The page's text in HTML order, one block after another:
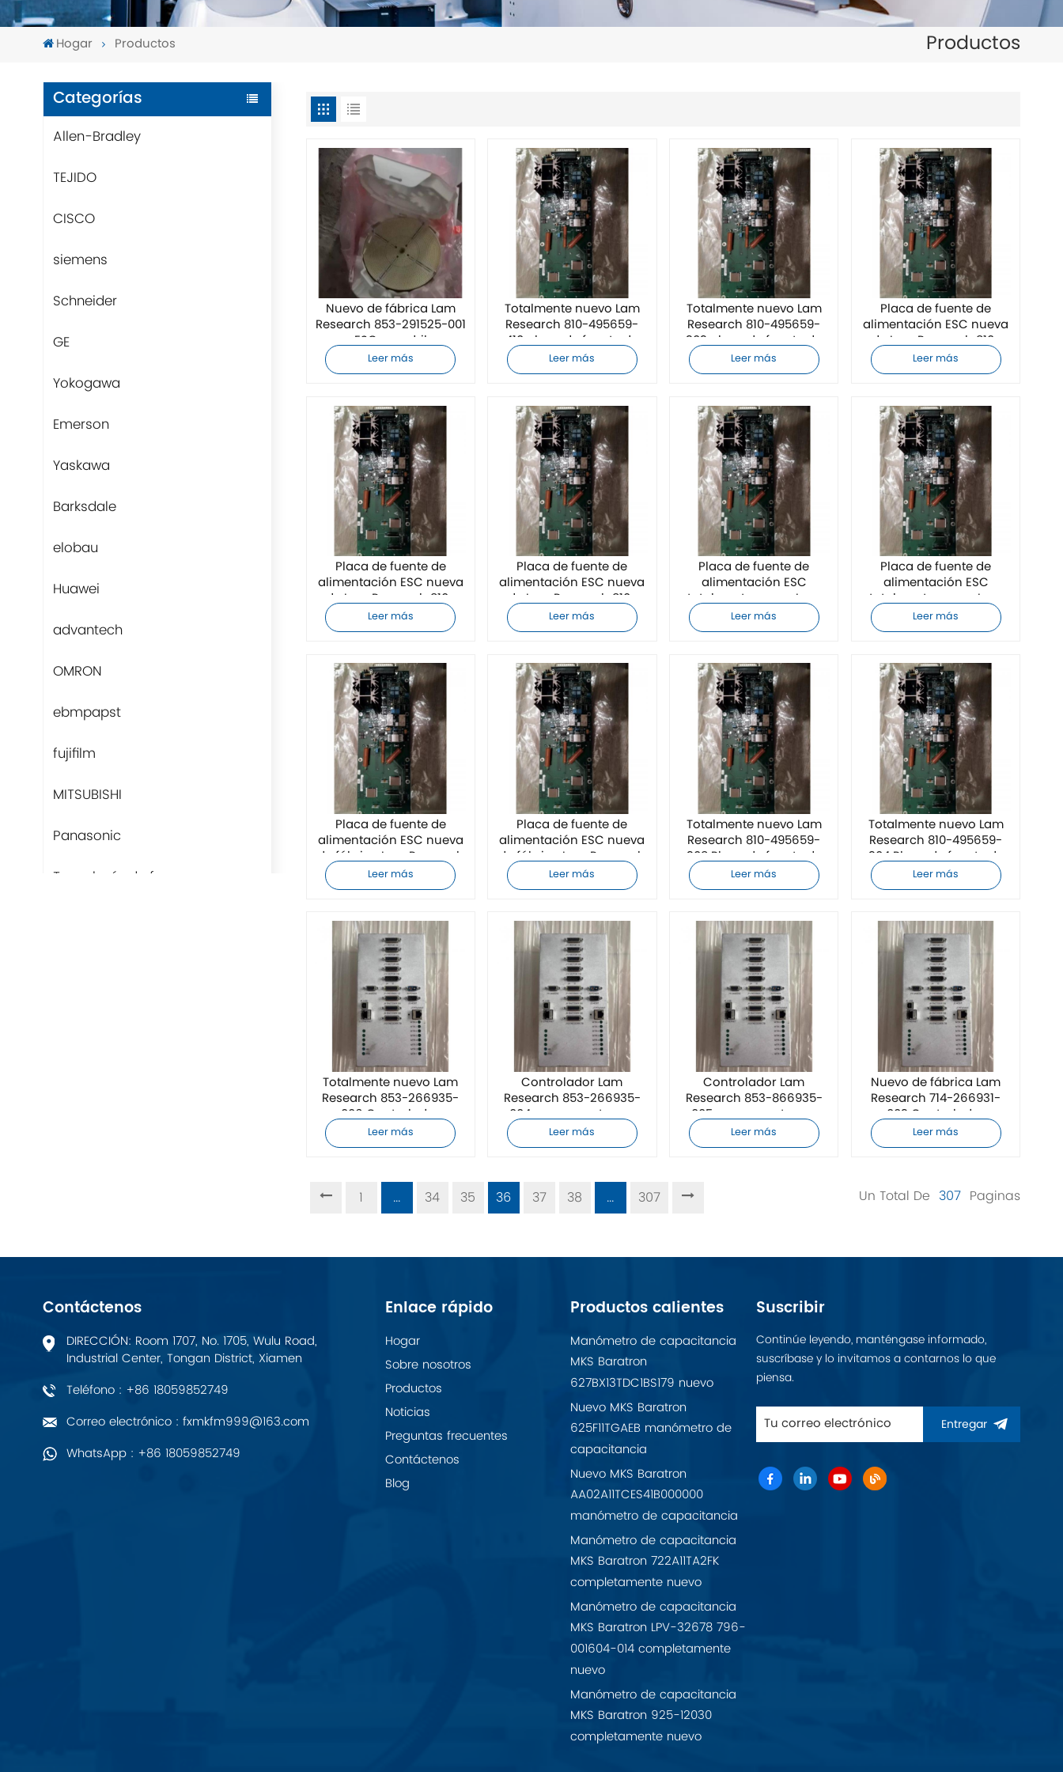
한국의
中文
Hogar Productos Productos
Categorías
Allen-Bradley
TEJIDO
CISCO
siemens
Schneider
GE
Yokogawa
Emerson
Yaskawa
Barksdale
elobau
Huawei
advantech
OMRON
ebmpapst
fujifilm
MITSUBISHI
Panasonic
Tecnología de fans
CONTACTO FÉNIX
Mettler Toledo
PALL
Nuevo de fábrica Lam
Research 853-291525-001
ESC mandril
electrostático
Leer más
Totalmente nuevo Lam
Research 810-495659-
410 placa de fuente de
alimentación ESC
Leer más
Totalmente nuevo Lam
Research 810-495659-
303 placa de fuente de
alimentación ESC
Leer más
Placa de fuente de
alimentación ESC nueva
de Lam Research 810-
495659-007
Leer más
Placa de fuente de
alimentación ESC nueva
de Lam Research 810-
495659-504
Leer más
Placa de fuente de
alimentación ESC nueva
de Lam Research 810-
495659-004
Leer más
Placa de fuente de
alimentación ESC
totalmente nueva Lam
Research 810-495659-
400
Leer más
Placa de fuente de
alimentación ESC
totalmente nueva Lam
Research 810-495659-
006
Leer más
Placa de fuente de
alimentación ESC nueva
de fábrica Lam Research
810-495659-313
Leer más
Placa de fuente de
alimentación ESC nueva
de fábrica Lam Research
810-495659-307
Leer más
Totalmente nuevo Lam
Research 810-495659-
308 Placa de fuente de
alimentación ESC
Leer más
Totalmente nuevo Lam
Research 810-495659-
304 Placa de fuente de
alimentación ESC
Leer más
Totalmente nuevo Lam
Research 853-266935-
006 Controlador
Leer más
Controlador Lam
Research 853-266935-
004 nuevo a estrenar
Leer más
Controlador Lam
Research 853-866935-
005 nuevo a estrenar
Leer más
Nuevo de fábrica Lam
Research 714-266931-
003 Controlador
Leer más
1 ... 34 35 36 37 38 ... 307 Un Total De 307 Paginas
Contáctenos
DIRECCIÓN: Room 1707, No. 1705, Wulu Road,
Industrial Center, Tongan District, Xiamen
Teléfono : +86 18059852749
Correo electrónico : fxmkfm999@163.com
WhatsApp : +86 18059852749
Enlace rápido
Hogar
Sobre nosotros
Productos
Noticias
Preguntas frecuentes
Contáctenos
Blog
Productos calientes
Manómetro de capacitancia
MKS Baratron
627BX13TDC1BS179 nuevo
Nuevo MKS Baratron
625F11TGAEB manómetro de
capacitancia
Nuevo MKS Baratron
AA02A11TCES41B000000
manómetro de capacitancia
Manómetro de capacitancia
MKS Baratron 722A11TA2FK
completamente nuevo
Manómetro de capacitancia
MKS Baratron LPV-32678 796-
001604-014 completamente
nuevo
Manómetro de capacitancia
MKS Baratron 925-12030
completamente nuevo
Suscribir
Continúe leyendo, manténgase informado,
suscríbase y lo invitamos a contarnos lo que
piensa.
Entregar